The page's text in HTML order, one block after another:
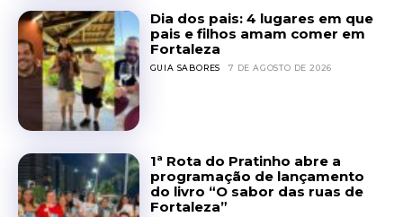
Dia dos pais: 4 lugares em que
pais e filhos amam comer em
Fortaleza
GUIA SABORES 7 DE AGOSTO DE 2026
1ª Rota do Pratinho abre a
programação de lançamento
do livro “O sabor das ruas de
Fortaleza”